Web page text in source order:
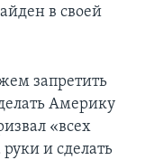
в своей
запретить
Америку
«всех
руки и сделать